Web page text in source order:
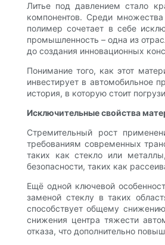
Литье под давлением стало
компонентов. Среди
полимер сочетает в себе
промышленность – одна из
до создания инновационных
Понимание того, как этот
инвестирует в автомобильное
история, в которую стоит
Исключительные свойства
Стремительный рост
требованиям современных
таких как стекло или
безопасности, таких как
Ещё одной ключевой
заменой стеклу в таких
способствует общему
снижения центра тяжести
отказа, что дополнительно